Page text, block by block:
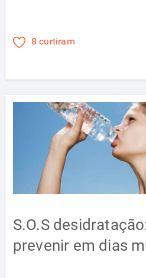
8 curtiram
S.O.S
prevenir em dias